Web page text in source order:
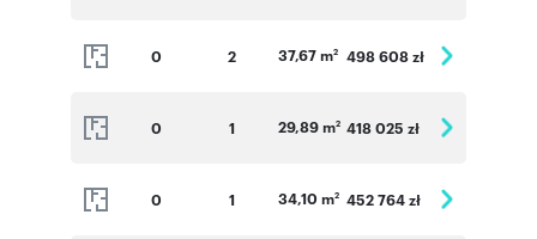
0 2 37,67 m2 498 608 zł
0 1 29,89 m2 418 025 zł
0 1 34,10 m2 452 764 zł